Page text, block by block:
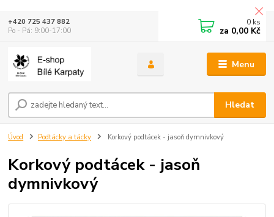
Menu
Hledat
+420 725 437 882
Po - Pá: 9:00-17:00
0 ks
za 0,00 Kč
Úvod Podtácky a tácky Korkový podtácek - jasoň dymnivkový
Korkový podtácek - jasoň
dymnivkový